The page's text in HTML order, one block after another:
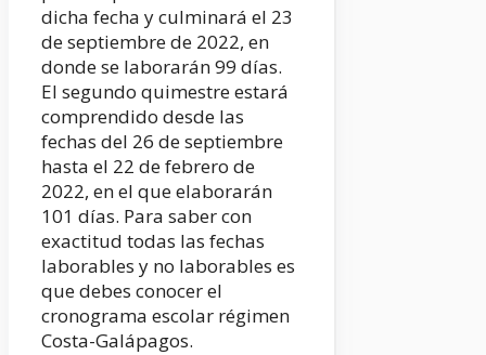
dicha fecha y culminará el 23
de septiembre de 2022, en
donde se laborarán 99 días.
El segundo quimestre estará
comprendido desde las
fechas del 26 de septiembre
hasta el 22 de febrero de
2022, en el que elaborarán
101 días. Para saber con
exactitud todas las fechas
laborables y no laborables es
que debes conocer el
cronograma escolar régimen
Costa-Galápagos.